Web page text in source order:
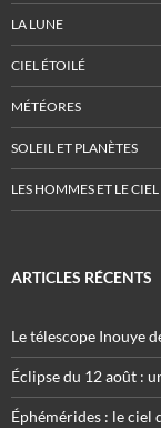
LA LUNE
CIEL ÉTOILÉ
MÉTÉORES
SOLEIL ET PLANÈTES
LES HOMMES ET LE CIEL
ARTICLES RÉCENTS
Le télescope Inouye
Éclipse du 12 août :
Éphémérides : le ciel